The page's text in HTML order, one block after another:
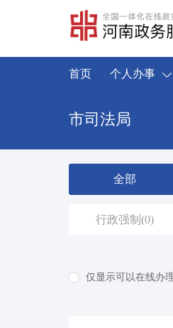
首页 个人办事
市司法局
全部
行政强制(0)
仅显示可以在线办